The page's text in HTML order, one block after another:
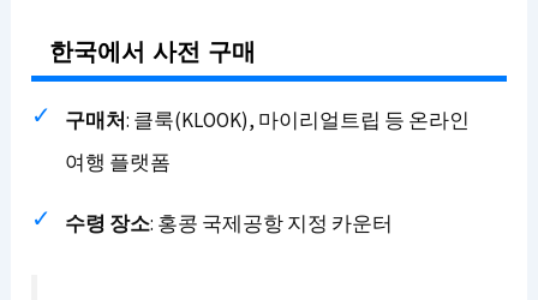
한국에서 사전 구매
구매처: 클룩(KLOOK), 마이리얼트립 등 온라인
여행 플랫폼
수령 장소: 홍콩 국제공항 지정 카운터